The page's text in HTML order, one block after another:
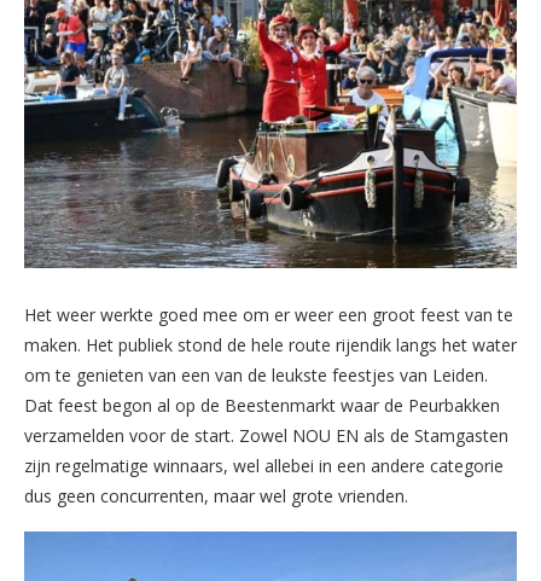
Het weer werkte goed mee om er weer een groot feest van te
maken. Het publiek stond de hele route rijendik langs het water
om te genieten van een van de leukste feestjes van Leiden.
Dat feest begon al op de Beestenmarkt waar de Peurbakken
verzamelden voor de start. Zowel NOU EN als de Stamgasten
zijn regelmatige winnaars, wel allebei in een andere categorie
dus geen concurrenten, maar wel grote vrienden.